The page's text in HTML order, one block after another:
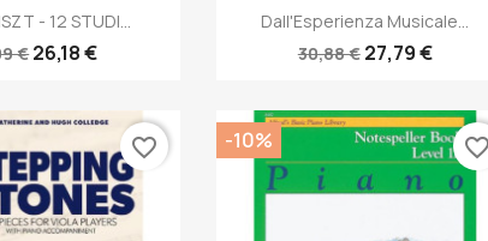
Anteprima
- 12 STUDI...
€26,18 €
Anteprima
Dall'Esperienza Musicale...
30,88 € 27,79 €
favorite_border -10% favorite_border